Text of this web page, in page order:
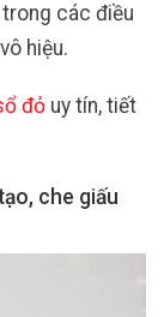
các điều
hiệu.
đỏ uy tín, tiết
che giấu